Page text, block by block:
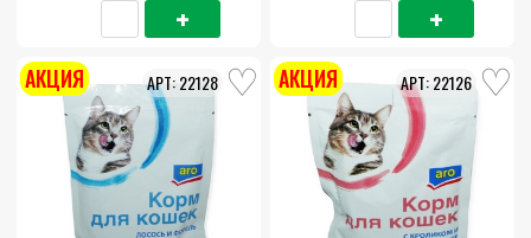
22128
АКЦИЯ 22126
АКЦИЯ